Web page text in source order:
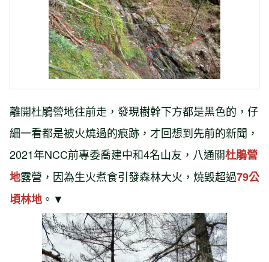
離開杜鵑營地往前走，發現樹幹下方都是黑色的，仔
細一看都是被火燒過的痕跡，才回想到先前的新聞，
2021年NCC前專委喬建中和4名山友，八通關杜鵑營
地露營，因為生火煮食引發森林大火，燒毀超過79公
頃林地 。▼